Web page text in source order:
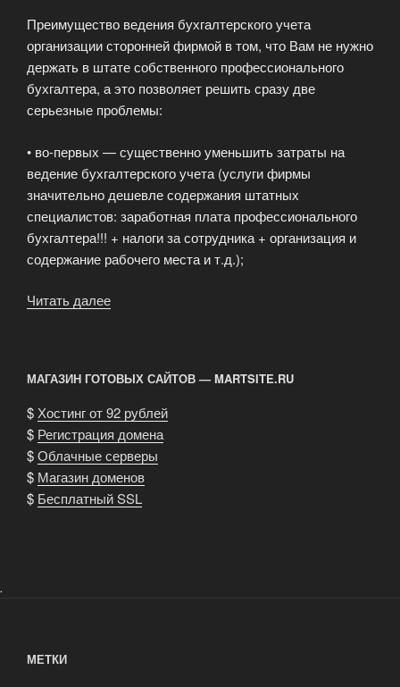
Преимущество ведения бухгалтерского учета
организации сторонней фирмой в том, что Вам не нужно
держать в штате собственного профессионального
бухгалтера, а это позволяет решить сразу две
серьезные проблемы:
• во-первых — существенно уменьшить затраты на
ведение бухгалтерского учета (услуги фирмы
значительно дешевле содержания штатных
специалистов: заработная плата профессионального
бухгалтера!!! + налоги за сотрудника + организация и
содержание рабочего места и т.д.);
Читать далее
МАГАЗИН ГОТОВЫХ САЙТОВ — MARTSITE.RU
$Хостинг от 92 рублей
$ Регистрация домена
$Облачные серверы
$ Магазин доменов
$ Бесплатный SSL
.
МЕТКИ